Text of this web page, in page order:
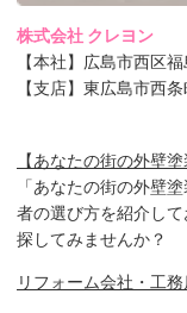
株式会社 クレヨン
【本社】広島市西区
【支店】東広島市西
【あなたの街の外壁
「あなたの街の外壁
者の選び方を紹介し
探してみませんか？
リフォーム会社・工